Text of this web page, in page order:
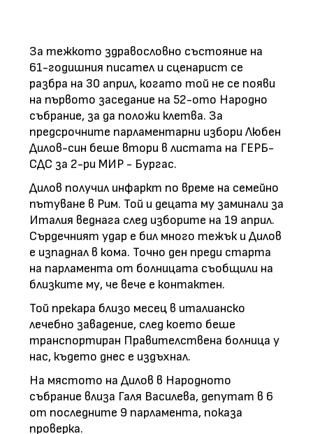
За тежкото здравословно състояние на
61-годишния писател и сценарист се
разбра на 30 април, когато той не се появи
на първото заседание на 52-ото Народно
събрание, за да положи клетва. За
предсрочните парламентарни избори Любен
Дилов-син беше втори в листата на ГЕРБ-
СДС за 2-ри МИР - Бургас.
Дилов получил инфаркт по време на семейно
пътуване в Рим. Той и децата му заминали за
Италия веднага след изборите на 19 април.
Сърдечният удар е бил много тежък и Дилов
е изпаднал в кома. Точно ден преди старта
на парламента от болницата съобщили на
близките му, че вече е контактен.
Той прекара близо месец в италианско
лечебно завадение, след което беше
транспортиран Правителствена болница у
нас, където днес е издъхнал.
На мястото на Дилов в Народното
събрание влиза Галя Василева, депутат в 6
от последните 9 парламента, показа
проверка.